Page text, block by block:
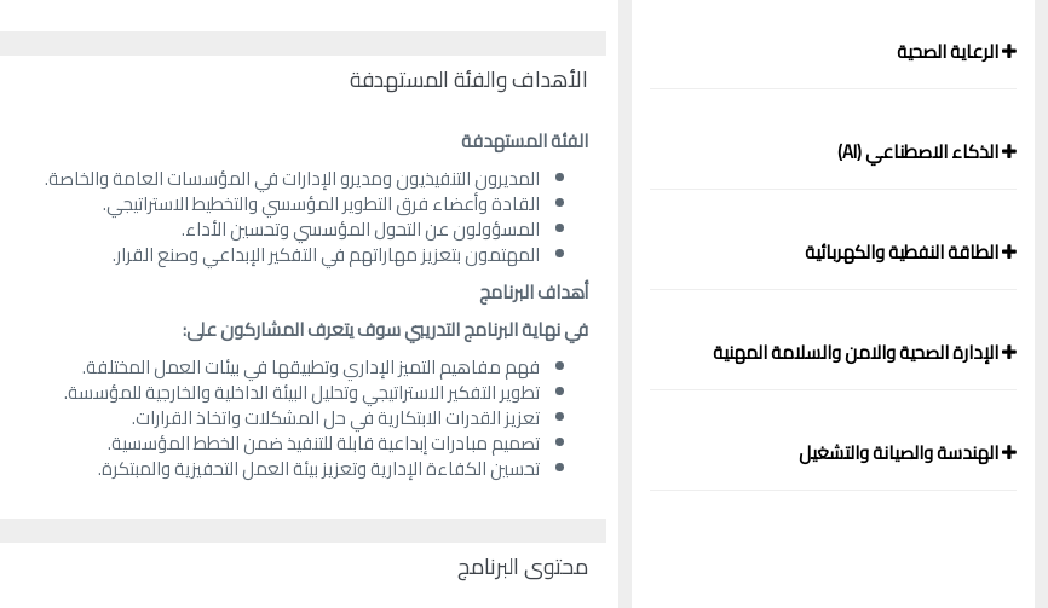
الرعاية الصحية
الذكاء الاصطناعي (AI)
الطاقة النفطية والكهربائية
الإدارة الصحية والامن والسلامة المهنية
الهندسة والصيانة والتشغيل
الأهداف والفئة المستهدفة
الفئة المستهدفة
المديرون التنفيذيون ومديرو الإدارات في المؤسسات العامة والخاصة.
القادة وأعضاء فرق التطوير المؤسسي والتخطيط الاستراتيجي.
المسؤولون عن التحول المؤسسي وتحسين الأداء.
المهتمون بتعزيز مهاراتهم في التفكير الإبداعي وصنع القرار.
أهداف البرنامج
في نهايةالبرنامج التدريبي سوف يتعرف المشاركون على:
فهم مفاهيم التميز الإداري وتطبيقها في بيئات العمل المختلفة.
تطوير التفكير الاستراتيجي وتحليل البيئة الداخلية والخارجية للمؤسسة.
تعزيز القدرات الابتكارية في حل المشكلات واتخاذ القرارات.
تصميم مبادرات إبداعية قابلة للتنفيذ ضمن الخطط المؤسسية.
تحسين الكفاءة الإدارية وتعزيز بيئة العمل التحفيزية والمبتكرة.
محتوى البرنامج